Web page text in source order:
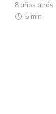
8 años atrás
5 min